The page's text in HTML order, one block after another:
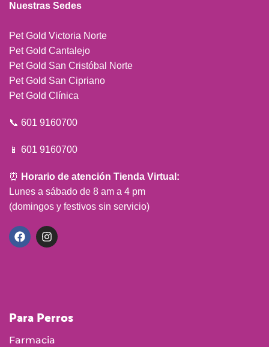
Nuestras Sedes
Pet Gold Victoria Norte
Pet Gold Cantalejo
Pet Gold San Cristóbal Norte
Pet Gold San Cipriano
Pet Gold Clínica
📞 601 9160700
📱 601 9160700
⏰ Horario de atención Tienda Virtual:
Lunes a sábado de 8 am a 4 pm
(domingos y festivos sin servicio)
Para Perros
Farmacia